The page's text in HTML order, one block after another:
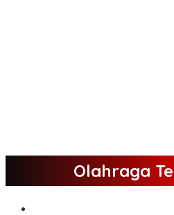
Olahraga